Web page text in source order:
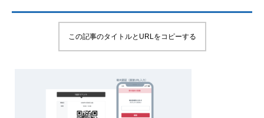
この記事のタイトルとURLをコピーする